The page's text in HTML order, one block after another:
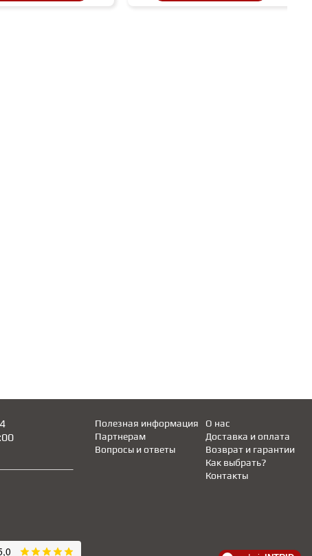
Полезная информация
Партнерам
Вопросы и ответы
Доставка и оплата
Возврат и гарантии
Как выбрать?
О нас
Контакты